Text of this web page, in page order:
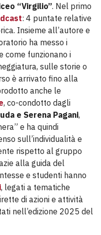
“Virgilio”. Nel primo
: 4 puntate relative
Insieme all’autore e
ha messo i
come funzionano i
sulle storie o
è arrivato fino alla
anche le
, co-condotto dagli
e Serena Pagani,
e ha quindi
sull’individualità e
rispetto al gruppo
alla guida del
e studenti hanno
, legati a tematiche
di azioni e attività
nell’edizione 2025 del